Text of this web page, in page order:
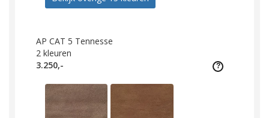
AP CAT 5 Tennesse
2 kleuren
3.250,-